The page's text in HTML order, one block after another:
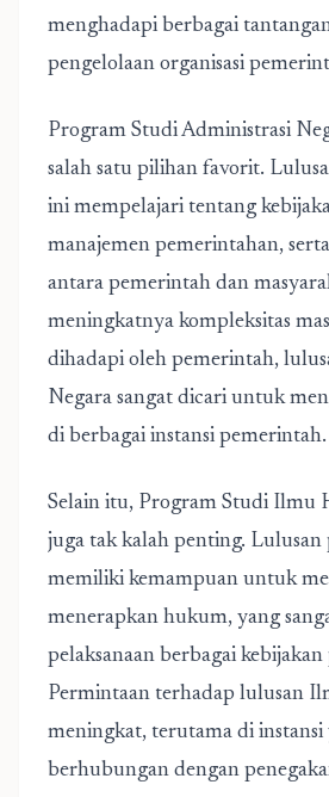
menghadapi berbagai
pengelolaan organisasi
Program Studi Administrasi
salah satu pilihan favorit.
ini mempelajari tentang
manajemen pemerintahan,
antara pemerintah dan
meningkatnya kompleksitas
dihadapi oleh pemerintah,
Negara sangat dicari untuk
di berbagai instansi pemerintah.
Selain itu, Program Studi Ilmu
juga tak kalah penting.
memiliki kemampuan untuk
menerapkan hukum, yang
pelaksanaan berbagai
Permintaan terhadap lulusan
meningkat, terutama di instansi
berhubungan dengan